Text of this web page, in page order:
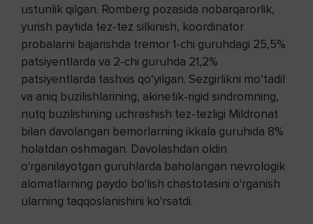
ustunlik qilgan. Romberg pozasida nobarqarorlik,
yurish paytida tez-tez silkinish, koordinator
probalarni bajarishda tremor 1-chi guruhdagi 25,5%
patsiyentlarda va 2-chi guruhda 21,2%
patsiyentlarda tashxis qo‘yilgan. Sezgirlikni mo‘tadil
va aniq buzilishlarining, akinetik-rigid sindromning,
nutq buzilishining uchrashish tez-tezligi Mildronat
bilan davolangan bemorlarning ikkala guruhida 8%
holatdan oshmagan. Davolashdan oldin
o'rganilayotgan guruhlarda baholangan nevrologik
alomatlarning paydo bo'lish chastotasini o'rganish
ularning taqqoslanishini ko'rsatdi.